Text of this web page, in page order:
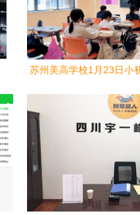
苏州美高学校1月23日小